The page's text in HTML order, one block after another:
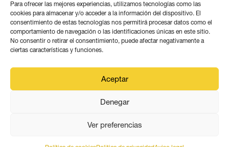
Para ofrecer las mejores experiencias, utilizamos tecnologías como las
cookies para almacenar y/o acceder a la información del dispositivo. El
consentimiento de estas tecnologías nos permitirá procesar datos como el
comportamiento de navegación o las identificaciones únicas en este sitio.
No consentir o retirar el consentimiento, puede afectar negativamente a
ciertas características y funciones.
Aceptar
Denegar
Ver preferencias
Contacto por correo
Aviso legal